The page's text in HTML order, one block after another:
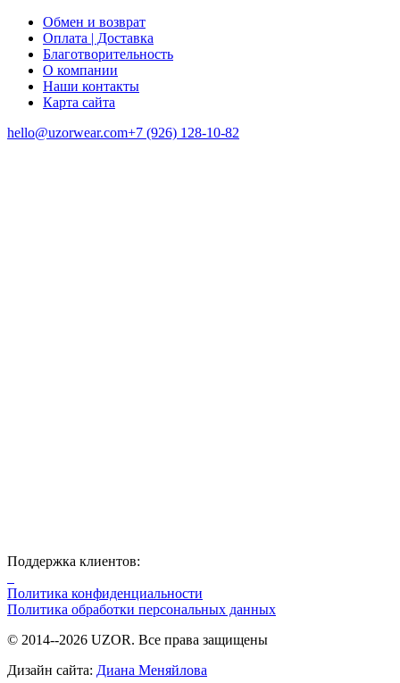
Обмен и возврат
Оплата | Доставка
Благотворительность
О компании
Наши контакты
Карта сайта
hello@uzorwear.com+7 (926) 128-10-82
Поддержка клиентов:
Политика конфиденциальности
Политика обработки персональных данных
© 2014--2026 UZOR. Все права защищены
Дизайн сайта: Диана Меняйлова